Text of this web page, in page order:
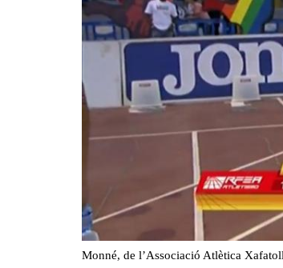
Monné, de l’Associació Atlètica